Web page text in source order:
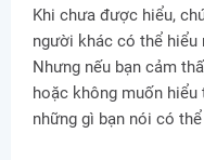
Khi chưa được hiểu,
người khác có thể hiểu
Nhưng nếu bạn cảm
hoặc không muốn
những gì bạn nói có